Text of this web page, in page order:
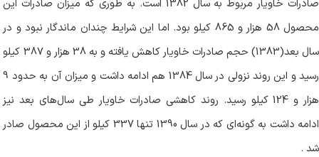
صادرات خاویار مربوط به سال 1382 است. به طوری که میزان صادرات این
محصول 58 هزار و 865 کیلو بود. اما این شرایط چندان ماندگار نبود و در
سال بعد(1383) حجم صادرات خاویار کاهش یافته و به 38 هزار و 387 کیلو
رسید و این روند نزولی در سال 1384 هم ادامه داشت و میزان آن به حدود 9
هزار و 124 کیلو رسید. روند کاهشی صادرات خاویار طی سال‌های بعد نیز
ادامه داشت به گونه‌ای که در سال 1390 تنها 337 کیلو از این محصول صادر
شد .